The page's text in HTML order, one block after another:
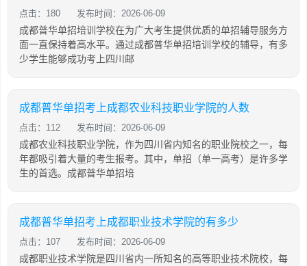
点击：180 发布时间：2026-06-09
成都普华单招培训学校在为广大考生提供优质的单招辅导服务方
面一直保持着高水平。通过成都普华单招培训学校的辅导，有多
少学生能够成功考上四川邮
成都普华单招考上成都农业科技职业学院的人数
点击：112 发布时间：2026-06-09
成都农业科技职业学院，作为四川省内知名的职业院校之一，每
年都吸引着大量的考生报考。其中，单招（单一高考）是许多学
生的首选。成都普华单招培
成都普华单招考上成都职业技术学院的有多少
点击：107 发布时间：2026-06-09
成都职业技术学院是四川省内一所知名的高等职业技术院校，每